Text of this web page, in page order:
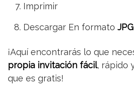
Imprimir
Descargar En formato
¡Aquí encontrarás lo que
propia invitación fácil, rápido
que es gratis!